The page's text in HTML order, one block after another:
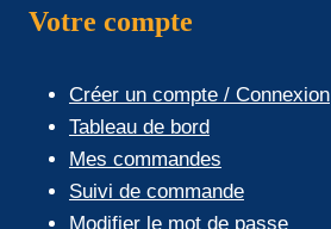
Votre compte
Créer un compte / Connexion
Tableau de bord
Mes commandes
Suivi de commande
Modifier le mot de passe